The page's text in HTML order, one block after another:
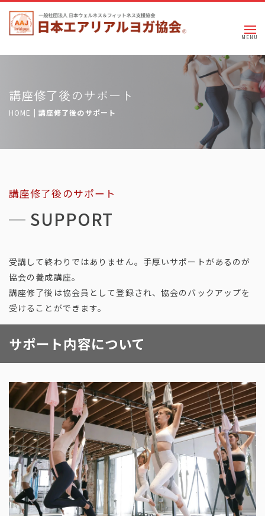
講座修了後のサポート
HOME | 講座修了後のサポート
講座修了後のサポート
SUPPORT
受講して終わりではありません。手厚いサポートがあるのが
協会の養成講座。
講座修了後は協会員として登録され、協会のバックアップを
受けることができます。
サポート内容について